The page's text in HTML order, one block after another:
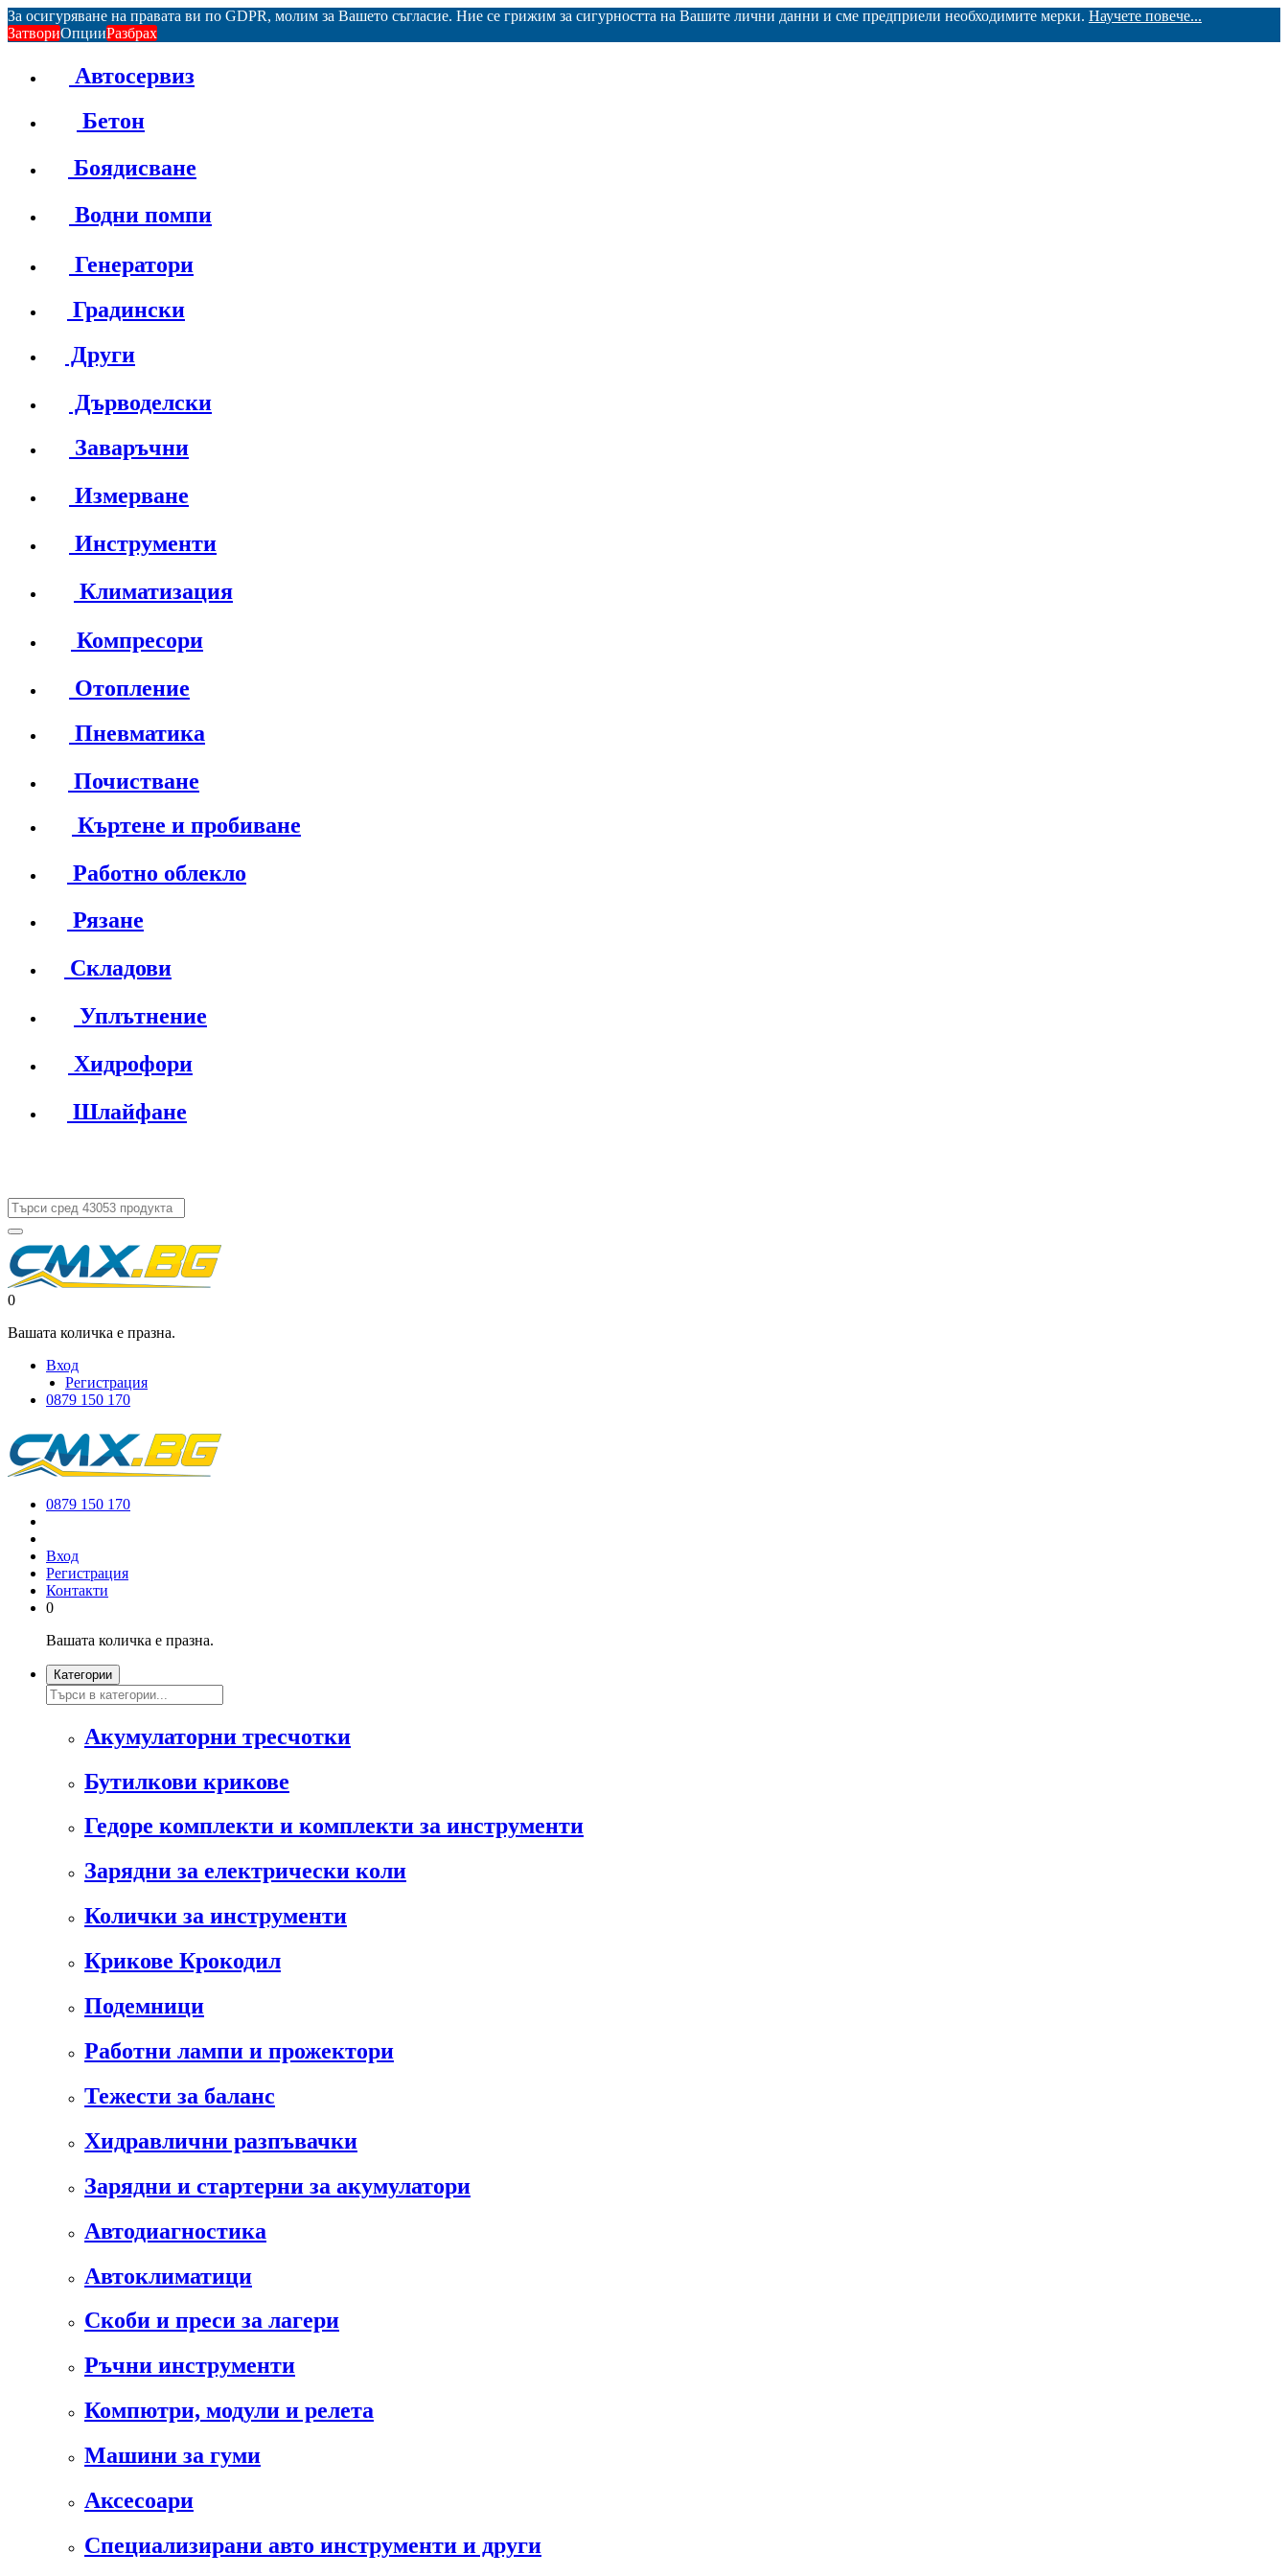
За осигуряване на правата ви по GDPR, молим за Вашето съгласие. Ние се грижим за сигурността на Вашите лични данни и сме предприели необходимите мерки. Научете повече...
ЗатвориОпцииРазбрах
Автосервиз
Бетон
Боядисване
Водни помпи
Генератори
Градински
Други
Дърводелски
Заваръчни
Измерване
Инструменти
Климатизация
Компресори
Отопление
Пневматика
Почистване
Къртене и пробиване
Работно облекло
Рязане
Складови
Уплътнение
Хидрофори
Шлайфане
0
Вашата количка е празна.
Вход
Регистрация
0879 150 170
0879 150 170
Вход
Регистрация
Контакти
0
Вашата количка е празна.
Категории
Акумулаторни тресчотки
Бутилкови крикове
Гедоре комплекти и комплекти за инструменти
Зарядни за електрически коли
Колички за инструменти
Крикове Крокодил
Подемници
Работни лампи и прожектори
Тежести за баланс
Хидравлични разпъвачки
Зарядни и стартерни за акумулатори
Автодиагностика
Автоклиматици
Скоби и преси за лагери
Ръчни инструменти
Компютри, модули и релета
Машини за гуми
Аксесоари
Специализирани авто инструменти и други